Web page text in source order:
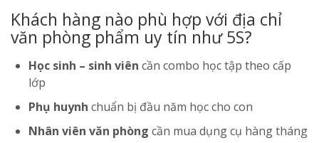
Khách hàng nào phù hợp với địa chỉ
văn phòng phẩm uy tín như 5S?
Học sinh – sinh viên cần combo học tập theo cấp
lớp
Phụ huynh chuẩn bị đầu năm học cho con
Nhân viên văn phòng cần mua dụng cụ hàng tháng